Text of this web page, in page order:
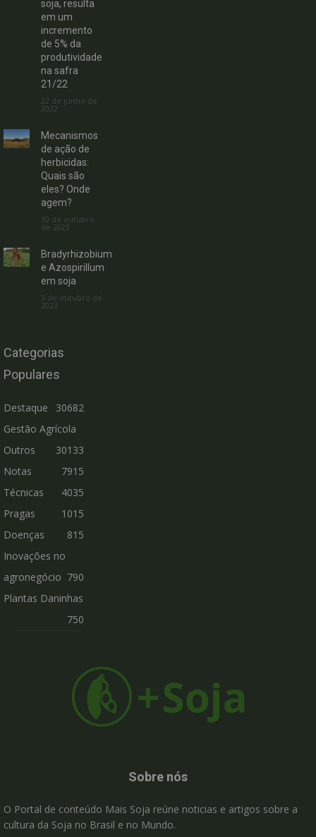
soja, resulta
em um
incremento
de 5% da
produtividade
na safra
21/22
22 de junho de
2022
Mecanismos
de ação de
herbicidas:
Quais são
eles? Onde
agem?
30 de outubro
de 2023
Bradyrhizobium
e Azospirillum
em soja
3 de outubro de
2023
Categorias
Populares
Destaque
30682
Gestão Agrícola
30133
Outros
7915
Notas
Técnicas
4035
Pragas
1015
Doenças
815
Inovações no
agronegócio 790
Plantas Daninhas
750
Sobre nós
O Portal de conteúdo Mais Soja reúne noticias e artigos sobre a
cultura da Soja no Brasil e no Mundo.